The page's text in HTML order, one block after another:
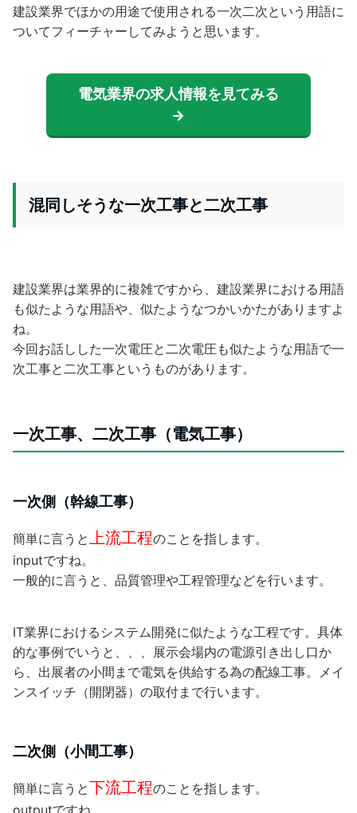
建設業界でほかの用途で使用される一次二次という用語に
ついてフィーチャーしてみようと思います。
電気業界の求人情報を見てみる
→
混同しそうな一次工事と二次工事
建設業界は業界的に複雑ですから、建設業界における用語
も似たような用語や、似たようなつかいかたがありますよ
ね。
今回お話しした一次電圧と二次電圧も似たような用語で一
次工事と二次工事というものがあります。
一次工事、二次工事（電気工事）
一次側（幹線工事）
簡単に言うと上流工程のことを指します。
inputですね。
一般的に言うと、品質管理や工程管理などを行います。
IT業界におけるシステム開発に似たような工程です。 具体
的な事例でいうと、、、 展示会場内の電源引き出し口か
ら、出展者の小間まで電気を供給する為の配線工事。メイ
ンスイッチ（開閉器）の取付まで行います。
二次側（小間工事）
簡単に言うと下流工程のことを指します。
outputですね。